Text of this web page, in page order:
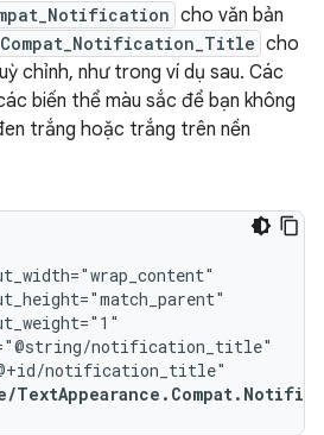
cho văn bản
cho
chỉnh, như trong ví dụ sau. Các
biến thể màu sắc để bạn không
trắng hoặc trắng trên nền